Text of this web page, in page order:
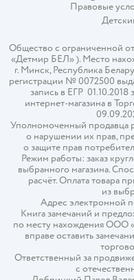
Правовые
Общество с ограниченной
«Детмир БЕЛ» ). Место
г. Минск, Республика
регистрации № 0072500
запись в ЕГР 01.10.2018
интернет-магазина в
Уполномоченный продавца
о нарушении их прав,
о защите прав
Режим работы: заказ
выбранного магазина.
расчёт. Оплата товара
из
Адрес электронной
Книга замечаний и
по месту нахождения ООО
вправе оставить
Ответственный за
с